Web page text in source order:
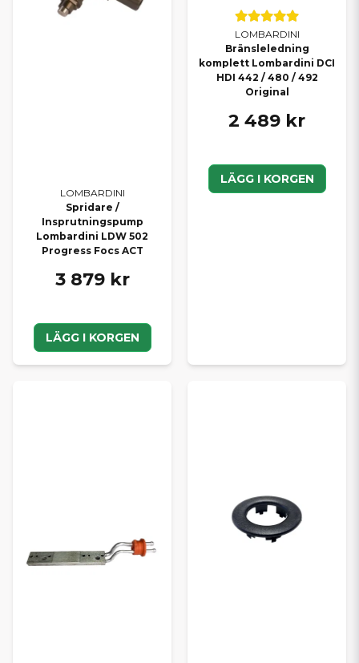
LOMBARDINI
Spridare /
Insprutningspump
Lombardini LDW 502
Progress Focs ACT
3 879 kr
LÄGG I KORGEN
LOMBARDINI
Bränsleledning
komplett Lombardini DCI
HDI 442 / 480 / 492
Original
2 489 kr
LÄGG I KORGEN